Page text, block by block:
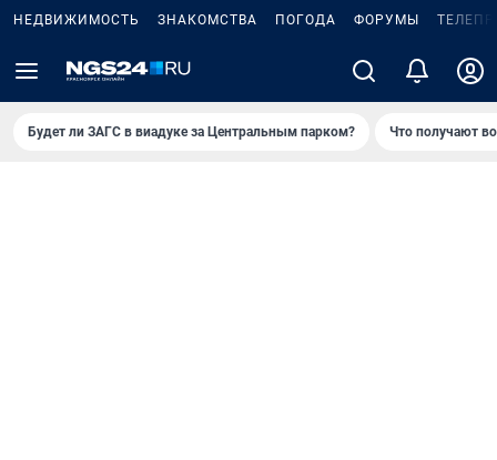
НЕДВИЖИМОСТЬ ЗНАКОМСТВА ПОГОДА ФОРУМЫ
Будет ли ЗАГС в виадуке за Центральным парком? Что получают